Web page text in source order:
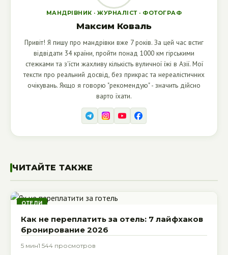
МАНДРІВНИК · ЖУРНАЛІСТ · ФОТОГРАФ
Максим Коваль
Привіт! Я пишу про мандрівки вже 7 років. За цей час встиг
відвідати 34 країни, пройти понад 1000 км гірськими
стежками та з'їсти жахливу кількість вуличної їжі в Азії. Мої
тексти про реальний досвід, без прикрас та нереалістичних
очікувань. Якщо я говорю "рекомендую" - значить дійсно
варто їхати.
ЧИТАЙТЕ ТАКЖЕ
ОТЕЛИ
Как не переплатить за отель: 7 лайфхаков
бронирование 2026
5 мин1 544 просмотров